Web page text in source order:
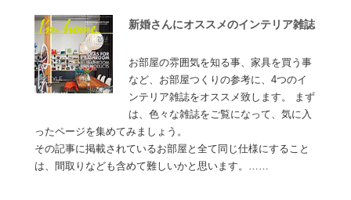
新婚さんにオススメのインテリア雑誌
お部屋の雰囲気を知る事、家具を買う事
など、お部屋つくりの参考に、4つのイ
ンテリア雑誌をオススメ致します。 まず
は、色々な雑誌をご覧になって、気に入
ったページを集めてみましょう。
その記事に掲載されているお部屋と全て同じ仕様にすること
は、間取りなども含めて難しいかと思います。……